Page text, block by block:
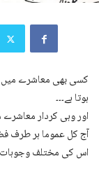
کسی بھی معاشرے میں
ہوتا ہے۔۔۔
اور وہی کردار معاشرے
آج کل عموما ہر طرف
اس کی مختلف